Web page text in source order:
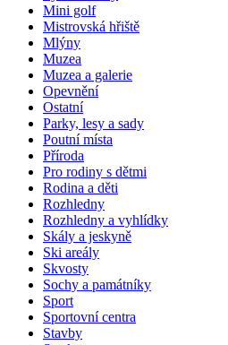
Mini golf
Mistrovská hřiště
Mlýny
Muzea
Muzea a galerie
Opevnění
Ostatní
Parky, lesy a sady
Poutní místa
Příroda
Pro rodiny s dětmi
Rodina a děti
Rozhledny
Rozhledny a vyhlídky
Skály a jeskyně
Ski areály
Skvosty
Sochy a památníky
Sport
Sportovní centra
Stavby